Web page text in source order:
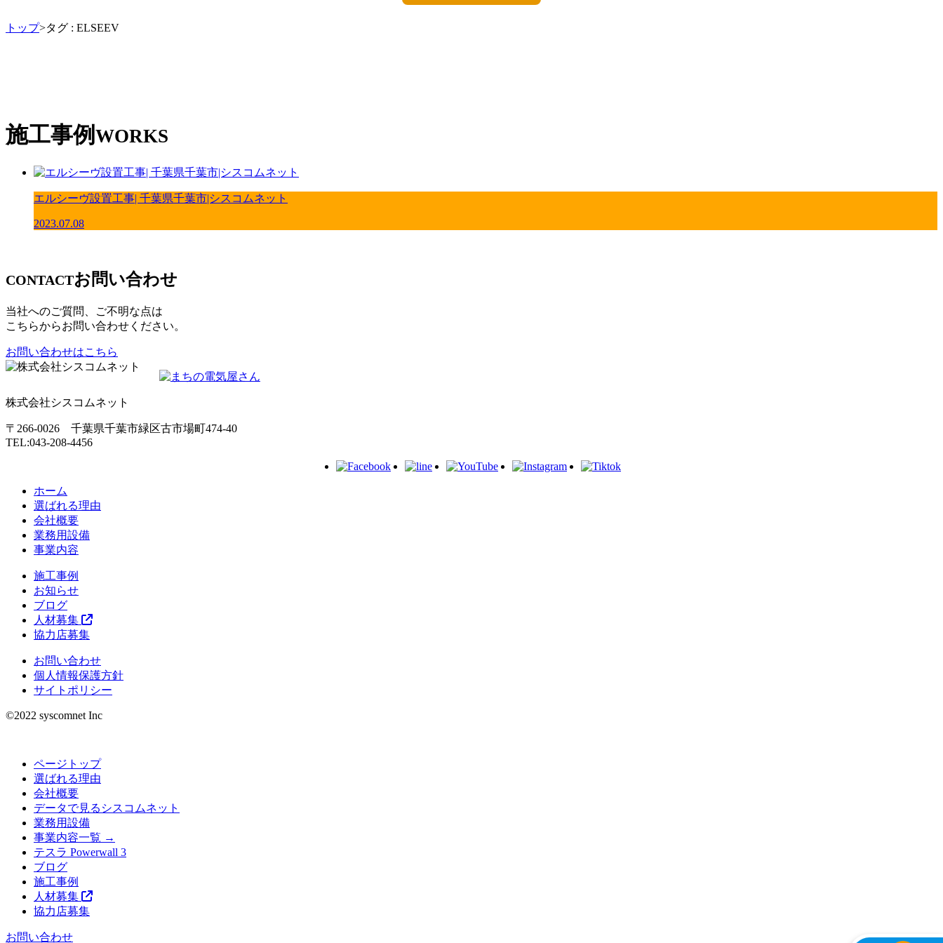
トップ>タグ : ELSEEV
施工事例 WORKS
エルシーヴ設置工事| 千葉県千葉市|シスコムネット
2023.07.08
CONTACTお問い合わせ
当社へのご質問、ご不明な点は
こちらからお問い合わせください。
お問い合わせはこちら
株式会社シスコムネット
〒266-0026 千葉県千葉市緑区古市場町474-40
TEL:043-208-4456
ホーム
選ばれる理由
会社概要
業務用設備
事業内容
施工事例
お知らせ
ブログ
人材募集
協力店募集
お問い合わせ
個人情報保護方針
サイトポリシー
©︎2022 syscomnet Inc
ページトップ
選ばれる理由
会社概要
データで見るシスコムネット
業務用設備
事業内容一覧 →
テスラ Powerwall 3
ブログ
施工事例
人材募集
協力店募集
お問い合わせ